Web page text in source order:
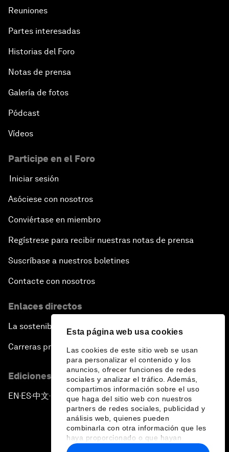
Esta página web usa cookies
Las cookies de este sitio web se usan
para personalizar el contenido y los
anuncios, ofrecer funciones de redes
sociales y analizar el tráfico. Además,
compartimos información sobre el uso
que haga del sitio web con nuestros
partners de redes sociales, publicidad y
análisis web, quienes pueden
combinarla con otra información que les
haya proporcionado o que hayan
recopilado a partir del uso que haya
Reuniones
Partes interesadas
Historias del Foro
Notas de prensa
Galería de fotos
Pódcast
Vídeos
Participe en el Foro
Iniciar sesión
Asóciese con nosotros
Conviértase en miembro
Regístrese para recibir nuestras notas de prensa
Suscríbase a nuestros boletines
Contacte con nosotros
Enlaces directos
La sostenibilidad en el Foro
Carreras profesionales
Ediciones en otros idiomas
EN ▪ES▪中文▪ 日本語